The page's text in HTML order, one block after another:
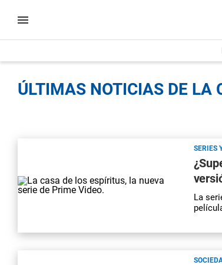
ÚLTIMAS NOTICIAS DE LA
SERIES
La